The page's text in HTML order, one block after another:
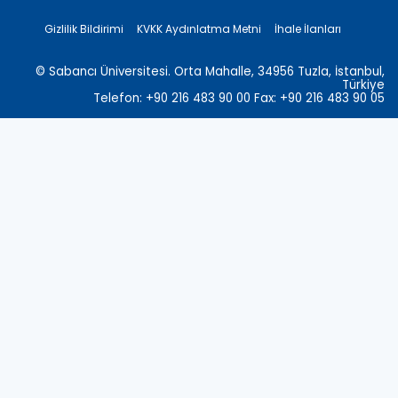
Gizlilik Bildirimi KVKK Aydınlatma Metni İhale İlanları
© Sabancı Üniversitesi. Orta Mahalle, 34956 Tuzla, İstanbul,
Türkiye
Telefon: +90 216 483 90 00 Fax: +90 216 483 90 05